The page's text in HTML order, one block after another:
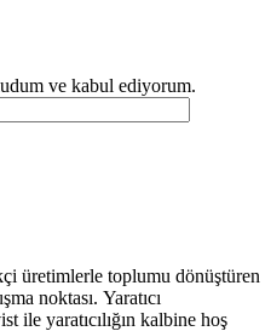
ve kabul ediyorum.
üretimlerle toplumu dönüştüren
noktası. Yaratıcı
ile yaratıcılığın kalbine hoş